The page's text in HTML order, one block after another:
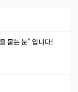
묻는 눈” 입니다!